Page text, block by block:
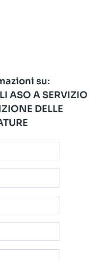
su:
ASO A SERVIZIO
DELLE